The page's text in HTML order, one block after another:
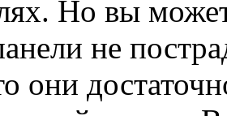
Но вы
не
они